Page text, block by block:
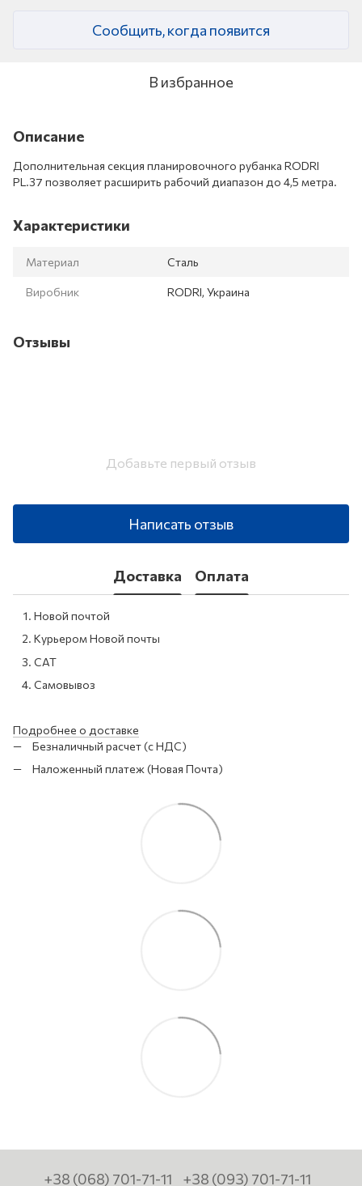
Сообщить, когда появится
В избранное
Описание
Дополнительная секция планировочного рубанка RODRI
PL.37 позволяет расширить рабочий диапазон до 4,5 метра.
Характеристики
Материал Сталь
Виробник RODRI, Украина
Отзывы
Добавьте первый отзыв
Написать отзыв
Доставка Оплата
Новой почтой
Курьером Новой почты
САТ
Самовывоз
Подробнее о доставке
Безналичный расчет (с НДС)
Наложенный платеж (Новая Почта)
+38 (068) 701-71-11 +38 (093) 701-71-11